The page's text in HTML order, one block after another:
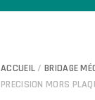
ACCUEIL /BRIDAGE
PRECISION MORS